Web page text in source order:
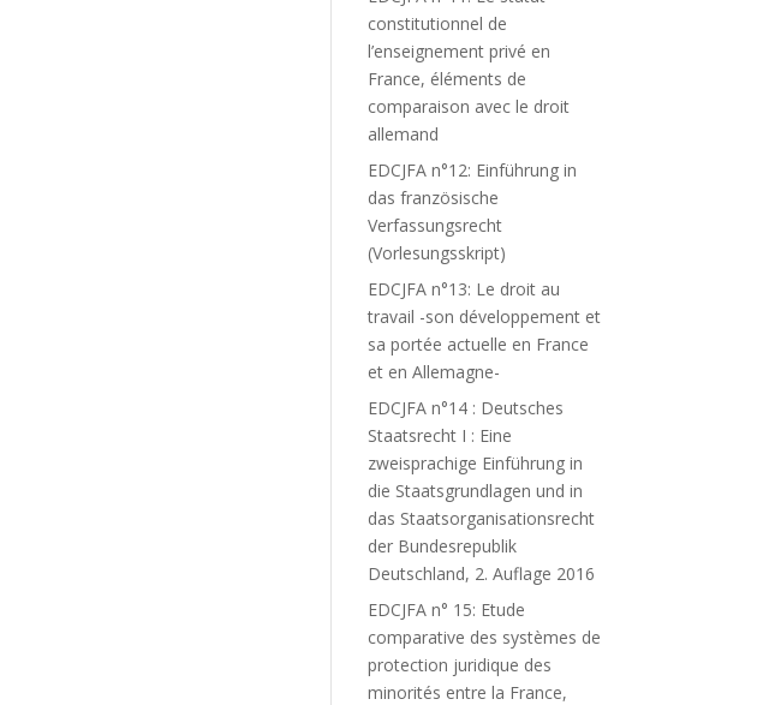
constitutionnel de
l’enseignement privé en
France, éléments de
comparaison avec le droit
allemand
EDCJFA n°12: Einführung in
das französische
Verfassungsrecht
(Vorlesungsskript)
EDCJFA n°13: Le droit au
travail -son développement et
sa portée actuelle en France
et en Allemagne-
EDCJFA n°14 : Deutsches
Staatsrecht I : Eine
zweisprachige Einführung in
die Staatsgrundlagen und in
das Staatsorganisationsrecht
der Bundesrepublik
Deutschland, 2. Auflage 2016
EDCJFA n° 15: Etude
comparative des systèmes de
protection juridique des
minorités entre la France,